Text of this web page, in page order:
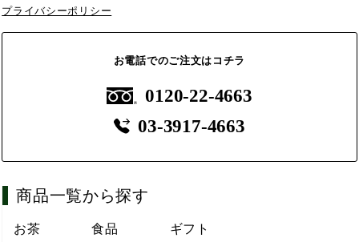
プライバシーポリシー
お電話でのご注文はコチラ
0120-22-4663
03-3917-4663
商品一覧から探す
お茶 食品 ギフト